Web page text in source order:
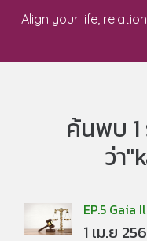
Align your life,
ค้นพบ 1
ว่า
EP.5 Gaia
1 เม.ย